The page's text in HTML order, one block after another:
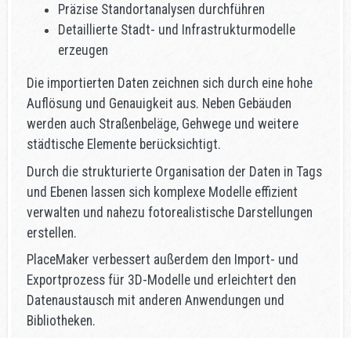
Präzise Standortanalysen durchführen
Detaillierte Stadt- und Infrastrukturmodelle
erzeugen
Die importierten Daten zeichnen sich durch eine hohe
Auflösung und Genauigkeit aus. Neben Gebäuden
werden auch Straßenbeläge, Gehwege und weitere
städtische Elemente berücksichtigt.
Durch die strukturierte Organisation der Daten in Tags
und Ebenen lassen sich komplexe Modelle effizient
verwalten und nahezu fotorealistische Darstellungen
erstellen.
PlaceMaker verbessert außerdem den Import- und
Exportprozess für 3D-Modelle und erleichtert den
Datenaustausch mit anderen Anwendungen und
Bibliotheken.